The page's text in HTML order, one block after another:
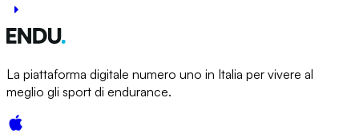
La piattaforma digitale numero uno in Italia per vivere al
meglio gli sport di endurance.